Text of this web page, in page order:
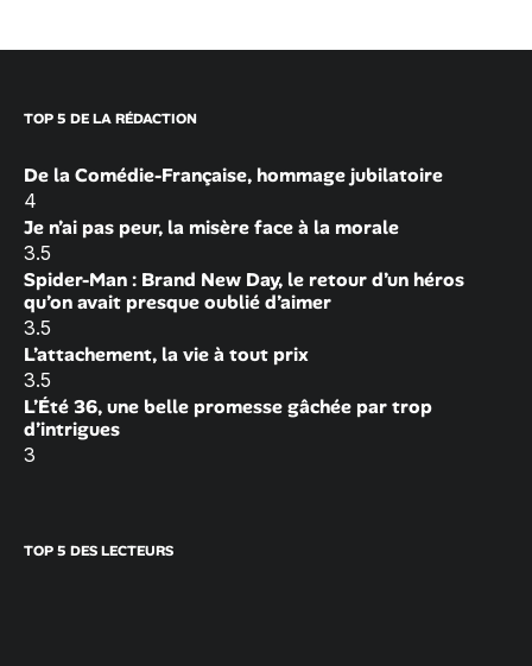
TOP 5 DE LA RÉDACTION
De la Comédie-Française, hommage jubilatoire
4
Je n’ai pas peur, la misère face à la morale
3.5
Spider-Man : Brand New Day, le retour d’un héros
qu’on avait presque oublié d’aimer
3.5
L’attachement, la vie à tout prix
3.5
L’Été 36, une belle promesse gâchée par trop
d’intrigues
3
TOP 5 DES LECTEURS